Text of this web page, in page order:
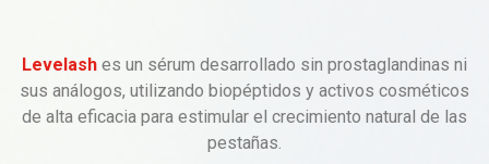
Levelash es un sérum desarrollado sin prostaglandinas ni
sus análogos, utilizando biopéptidos y activos cosméticos
de alta eficacia para estimular el crecimiento natural de las
pestañas.